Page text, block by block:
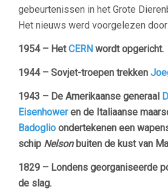
gebeurtenissen in het Grote
Het nieuws werd voorgelezen
1954 – HetCERN wordt opgericht.
1944 – Sovjet-troepen trekken
1943 – De Amerikaanse generaal
Eisenhoweren de Italiaanse
Badoglio ondertekenen een
schip Nelsonbuiten de kust van
1829 – Londens georganiseerde
de slag.